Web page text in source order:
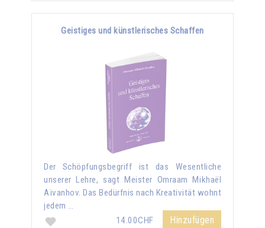
Geistiges und künstlerisches Schaffen
Der Schöpfungsbegriff ist das Wesentliche
unserer Lehre, sagt Meister Omraam Mikhaël
Aïvanhov. Das Bedürfnis nach Kreativität wohnt
jedem …
14.00CHF
Hinzufügen